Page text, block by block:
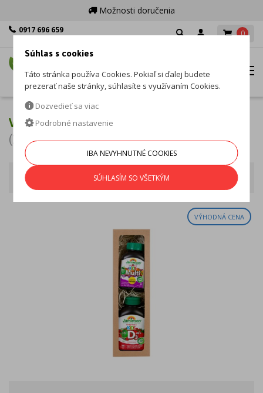
Možnosti doručenia
0917 696 659
Po - Pia: 8:00 - 16:00
0
VITAMÍNY PRE DETI
(15 produktov)
Zoradiť podľa
VÝHODNÁ CENA
Súhlas s cookies
Táto stránka používa Cookies. Pokiaľ si ďalej budete
prezerať naše stránky, súhlasíte s využívaním Cookies.
Dozvedieť sa viac
Podrobné nastavenie
IBA NEVYHNUTNÉ COOKIES
SÚHLASÍM SO VŠETKÝM